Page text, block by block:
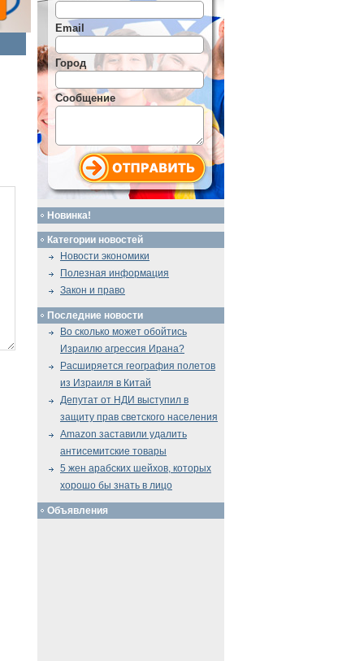
Email
Город
Сообщение
Новинка!
Категории новостей
Новости экономики
Полезная информация
Закон и право
Последние новости
Во сколько может обойтись
Израилю агрессия Ирана?
Расширяется география полетов
из Израиля в Китай
Депутат от НДИ выступил в
защиту прав светского населения
Amazon заставили удалить
антисемитские товары
5 жен арабских шейхов, которых
хорошо бы знать в лицо
Объявления